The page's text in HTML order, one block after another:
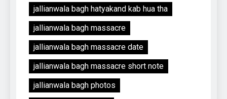
jallianwala bagh hatyakand kab hua tha
jallianwala bagh massacre
jallianwala bagh massacre date
jallianwala bagh massacre short note
jallianwala bagh photos